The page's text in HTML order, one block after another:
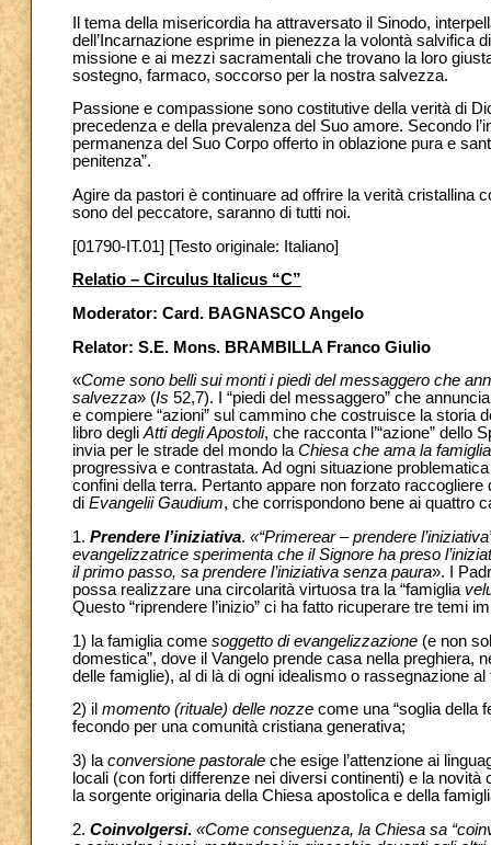
Il tema della misericordia ha attraversato il Sinodo,
dell’Incarnazione esprime in pienezza la volontà salvifica
missione e ai mezzi sacramentali che trovano la loro
sostegno, farmaco, soccorso per la nostra salvezza.
Passione e compassione sono costitutive della verità di
precedenza e della prevalenza del Suo amore. Secondo
permanenza del Suo Corpo offerto in oblazione pura e
penitenza”.
Agire da pastori è continuare ad offrire la verità cristallina
sono del peccatore, saranno di tutti noi.
[01790-IT.01] [Testo originale: Italiano]
Relatio – Circulus Italicus “C”
Moderator: Card. BAGNASCO Angelo
Relator: S.E. Mons. BRAMBILLA Franco Giulio
«Come sono belli sui monti i piedi del messaggero che
salvezza» (Is 52,7). I “piedi del messaggero” che
e compiere “azioni” sul cammino che costruisce la storia
libro degliAtti degli Apostoli, che racconta l’“azione” dello
invia per le strade del mondo laChiesa che ama la famiglia
progressiva e contrastata. Ad ogni situazione
confini della terra. Pertanto appare non forzato raccogliere
di Evangelii Gaudium, che corrispondono bene ai quattro
1. Prendere l’iniziativa. «“Primerear – prendere
evangelizzatrice sperimenta che il Signore ha preso
il primo passo, sa prendere l’iniziativa senza paura». I
possa realizzare una circolarità virtuosa tra la “famiglia
Questo “riprendere l’inizio” ci ha fatto ricuperare tre temi
1) la famiglia come soggetto di evangelizzazione (e non
domestica”, dove il Vangelo prende casa nella preghiera,
delle famiglie), al di là di ogni idealismo o rassegnazione
2) il momento (rituale) delle nozze come una “soglia della
fecondo per una comunità cristiana generativa;
3) la conversione pastorale che esige l’attenzione ai
locali (con forti differenze nei diversi continenti) e la
la sorgente originaria della Chiesa apostolica e della
2. Coinvolgersi. «Come conseguenza, la Chiesa sa